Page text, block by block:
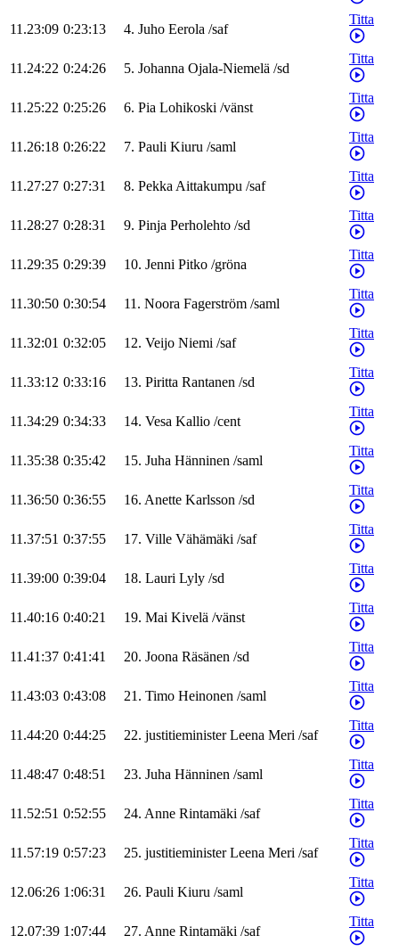
11.23:09 0:23:13 4. Juho Eerola /saf
Titta
11.24:22 0:24:26 5. Johanna Ojala-Niemelä /sd
Titta
11.25:22 0:25:26 6. Pia Lohikoski /vänst
Titta
11.26:18 0:26:22 7. Pauli Kiuru /saml
Titta
11.27:27 0:27:31 8. PekkaAittakumpu /saf
Titta
11.28:27 0:28:31 9. Pinja Perholehto /sd
Titta
11.29:35 0:29:39 10. Jenni Pitko /gröna
Titta
11.30:50 0:30:54 11. Noora Fagerström /saml
Titta
11.32:01 0:32:05 12. Veijo Niemi /saf
Titta
11.33:12 0:33:16 13. Piritta Rantanen /sd
Titta
11.34:29 0:34:33 14. Vesa Kallio /cent
Titta
11.35:38 0:35:42 15. Juha Hänninen /saml
Titta
11.36:50 0:36:55 16. Anette Karlsson /sd
Titta
11.37:51 0:37:55 17. Ville Vähämäki /saf
Titta
11.39:00 0:39:04 18. Lauri Lyly /sd
Titta
11.40:16 0:40:21 19. Mai Kivelä /vänst
Titta
11.41:37 0:41:41 20. Joona Räsänen /sd
Titta
11.43:03 0:43:08 21. Timo Heinonen /saml
Titta
11.44:20 0:44:25 22. justitieminister Leena Meri /saf
Titta
11.48:47 0:48:51 23. Juha Hänninen /saml
Titta
11.52:51 0:52:55 24. Anne Rintamäki /saf
Titta
11.57:19 0:57:23 25. justitieminister Leena Meri /saf
Titta
12.06:26 1:06:31 26. Pauli Kiuru /saml
Titta
12.07:39 1:07:44 27. Anne Rintamäki /saf
Titta